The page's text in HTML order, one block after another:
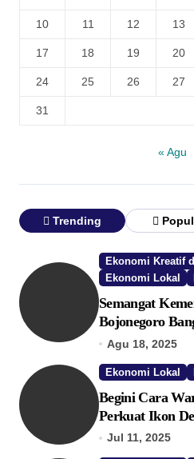
10 11 12 13
17 18 19 20
24 25 26 27
31
« Agu
Trending
Ekonomi Kreatif
Ekonomi Lokal
Semangat
Bojonegoro
Ekonomi
Agu 18, 2025
Ekonomi Lokal
Begini Cara
Perkuat Ikon
Lokal Melalui
Jul 11, 2025